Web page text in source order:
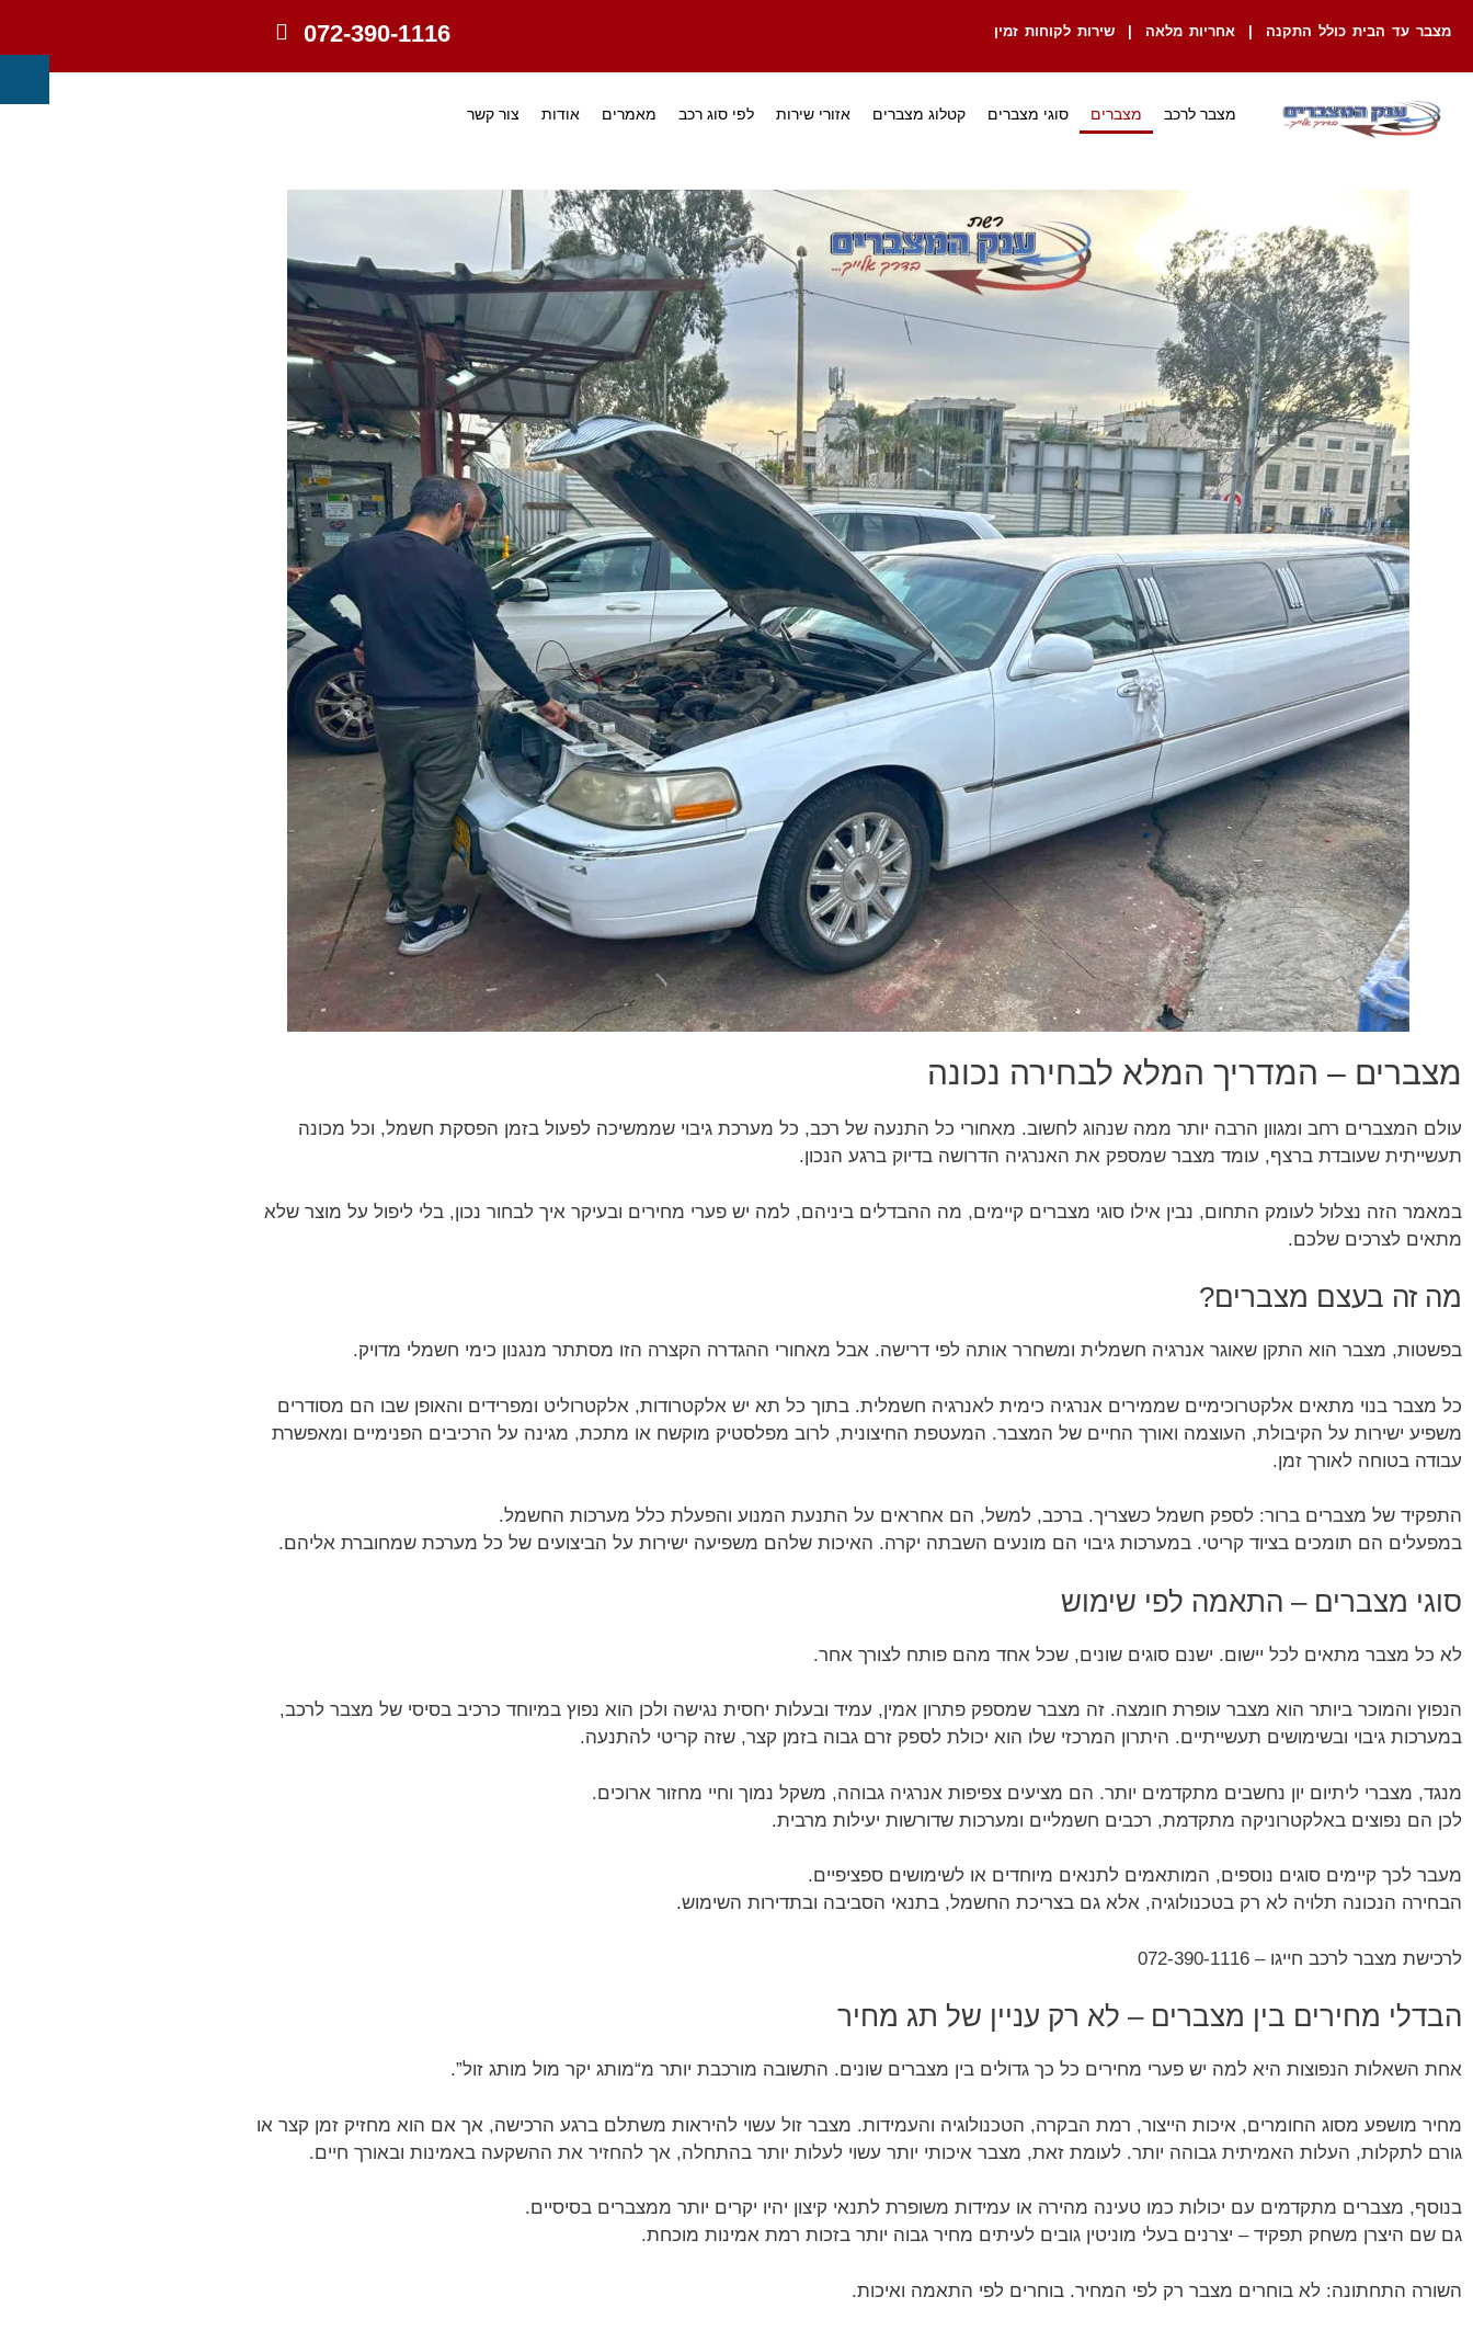
מצבר עד הבית כולל התקנה | אחריות מלאה | שירות לקוחות זמין 072-390-1116
מצבר לרכב מצברים סוגי מצברים קטלוג מצברים אזורי שירות לפי סוג רכב מאמרים אודות צור קשר
מצברים – המדריך המלא לבחירה נכונה
עולם המצברים רחב ומגוון הרבה יותר ממה שנהוג לחשוב. מאחורי כל התנעה של רכב, כל מערכת גיבוי שממשיכה לפעול בזמן הפסקת חשמל, וכל מכונה
תעשייתית שעובדת ברצף, עומד מצבר שמספק את האנרגיה הדרושה בדיוק ברגע הנכון.
במאמר הזה נצלול לעומק התחום, נבין אילו סוגי מצברים קיימים, מה ההבדלים ביניהם, למה יש פערי מחירים ובעיקר איך לבחור נכון, בלי ליפול על מוצר שלא
מתאים לצרכים שלכם.
מה זה בעצם מצברים?
בפשטות, מצבר הוא התקן שאוגר אנרגיה חשמלית ומשחרר אותה לפי דרישה. אבל מאחורי ההגדרה הקצרה הזו מסתתר מנגנון כימי חשמלי מדויק.
כל מצבר בנוי מתאים אלקטרוכימיים שממירים אנרגיה כימית לאנרגיה חשמלית. בתוך כל תא יש אלקטרודות, אלקטרוליט ומפרידים והאופן שבו הם מסודרים
משפיע ישירות על הקיבולת, העוצמה ואורך החיים של המצבר. המעטפת החיצונית, לרוב מפלסטיק מוקשח או מתכת, מגינה על הרכיבים הפנימיים ומאפשרת
עבודה בטוחה לאורך זמן.
התפקיד של מצברים ברור: לספק חשמל כשצריך. ברכב, למשל, הם אחראים על התנעת המנוע והפעלת כלל מערכות החשמל.
במפעלים הם תומכים בציוד קריטי. במערכות גיבוי הם מונעים השבתה יקרה. האיכות שלהם משפיעה ישירות על הביצועים של כל מערכת שמחוברת אליהם.
סוגי מצברים – התאמה לפי שימוש
לא כל מצבר מתאים לכל יישום. ישנם סוגים שונים, שכל אחד מהם פותח לצורך אחר.
הנפוץ והמוכר ביותר הוא מצבר עופרת חומצה. זה מצבר שמספק פתרון אמין, עמיד ובעלות יחסית נגישה ולכן הוא נפוץ במיוחד כרכיב בסיסי של מצבר לרכב,
במערכות גיבוי ובשימושים תעשייתיים. היתרון המרכזי שלו הוא יכולת לספק זרם גבוה בזמן קצר, שזה קריטי להתנעה.
מנגד, מצברי ליתיום יון נחשבים מתקדמים יותר. הם מציעים צפיפות אנרגיה גבוהה, משקל נמוך וחיי מחזור ארוכים.
לכן הם נפוצים באלקטרוניקה מתקדמת, רכבים חשמליים ומערכות שדורשות יעילות מרבית.
מעבר לכך קיימים סוגים נוספים, המותאמים לתנאים מיוחדים או לשימושים ספציפיים.
הבחירה הנכונה תלויה לא רק בטכנולוגיה, אלא גם בצריכת החשמל, בתנאי הסביבה ובתדירות השימוש.
לרכישת מצבר לרכב חייגו – 072-390-1116
הבדלי מחירים בין מצברים – לא רק עניין של תג מחיר
אחת השאלות הנפוצות היא למה יש פערי מחירים כל כך גדולים בין מצברים שונים. התשובה מורכבת יותר מ“מותג יקר מול מותג זול”.
מחיר מושפע מסוג החומרים, איכות הייצור, רמת הבקרה, הטכנולוגיה והעמידות. מצבר זול עשוי להיראות משתלם ברגע הרכישה, אך אם הוא מחזיק זמן קצר או
גורם לתקלות, העלות האמיתית גבוהה יותר. לעומת זאת, מצבר איכותי יותר עשוי לעלות יותר בהתחלה, אך להחזיר את ההשקעה באמינות ובאורך חיים.
בנוסף, מצברים מתקדמים עם יכולות כמו טעינה מהירה או עמידות משופרת לתנאי קיצון יהיו יקרים יותר ממצברים בסיסיים.
גם שם היצרן משחק תפקיד – יצרנים בעלי מוניטין גובים לעיתים מחיר גבוה יותר בזכות רמת אמינות מוכחת.
השורה התחתונה: לא בוחרים מצבר רק לפי המחיר. בוחרים לפי התאמה ואיכות.